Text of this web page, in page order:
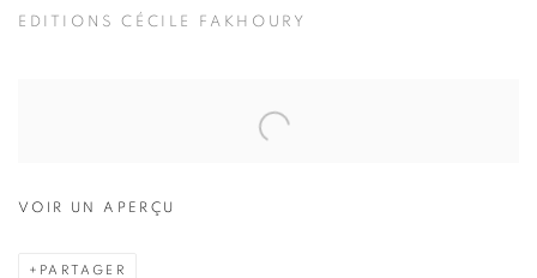
EDITIONS CÉCILE FAKHOURY
VOIR UN APERÇU
PARTAGER